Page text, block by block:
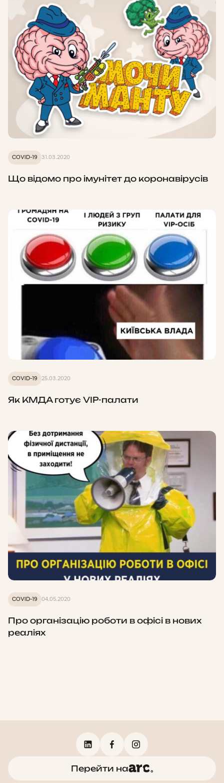
COVID-19 31.03.2020
Що відомо про імунітет до коронавірусів
COVID-19 25.03.2020
Як КМДА готує VIP-палати
COVID-19 04.05.2020
Про організацію роботи в офісі в нових
реаліях
Перейти на